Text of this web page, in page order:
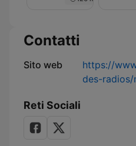
sur
NRJ
Contatti
Sito web
https://
des-
Reti Sociali